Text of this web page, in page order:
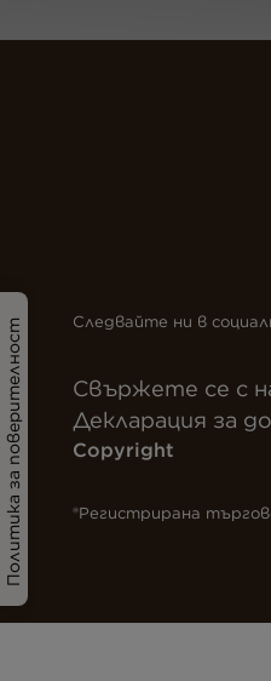
Политика за поверителност Следвайте ни в
Свържете се с
Декларация за
Copyright
®Регистрирана